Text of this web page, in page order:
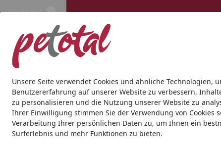
Unsere Seite verwendet Cookies und ähnliche Technologien,
Benutzererfahrung auf unserer Website zu verbessern,
zu personalisieren und die Nutzung unserer Website zu
Ihrer Einwilligung stimmen Sie der Verwendung von Cookies
Verarbeitung Ihrer persönlichen Daten zu, um Ihnen ein
Surferlebnis und mehr Funktionen zu bieten.
Kontakt
Hund Katze Aquaristik Teich Andere Tierarten
Startseite
Aquaristik Pumpen & Abschäumer für Meerwasser